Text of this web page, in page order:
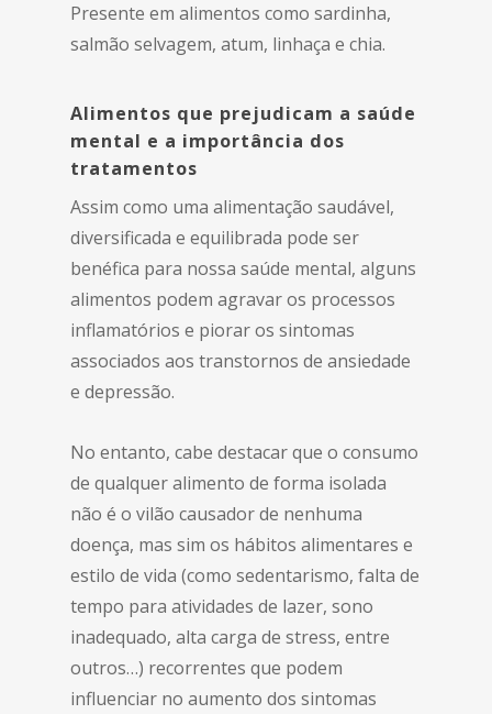
Presente em alimentos como sardinha,
salmão selvagem, atum, linhaça e chia.
Alimentos que prejudicam a saúde
mental e a importância dos
tratamentos
Assim como uma alimentação saudável,
diversificada e equilibrada pode ser
benéfica para nossa saúde mental, alguns
alimentos podem agravar os processos
inflamatórios e piorar os sintomas
associados aos transtornos de ansiedade
e depressão.
No entanto, cabe destacar que o consumo
de qualquer alimento de forma isolada
não é o vilão causador de nenhuma
doença, mas sim os hábitos alimentares e
estilo de vida (como sedentarismo, falta de
tempo para atividades de lazer, sono
inadequado, alta carga de stress, entre
outros…) recorrentes que podem
influenciar no aumento dos sintomas